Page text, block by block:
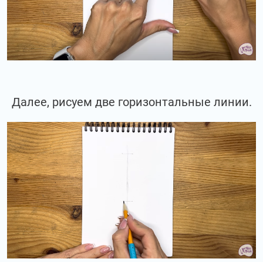
Далее, рисуем две горизонтальные линии.